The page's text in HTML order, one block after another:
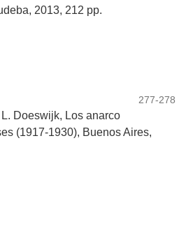
2013, 212 pp.
277-278
Doeswijk, Los anarco
(1917-1930), Buenos Aires,